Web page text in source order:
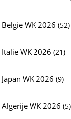
België WK 2026 5252
Italië WK 2026 2121
Japan WK 2026 99
Algerije WK 2026 55